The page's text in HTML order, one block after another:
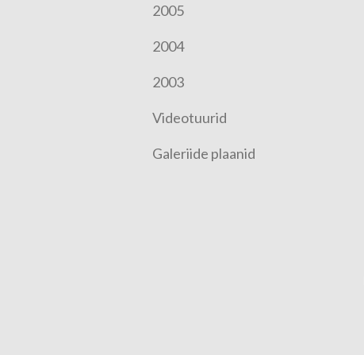
2005
2004
2003
Videotuurid
Galeriide plaanid